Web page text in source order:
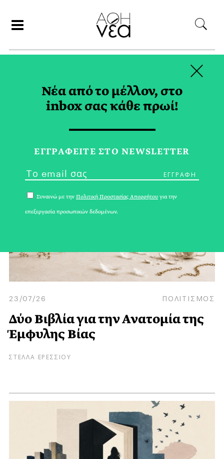
EX LIBRIS TAG
23/07/26 ΠΟΛΙΤΙΣΜΟΣ
Δύο Βιβλία για την Ανατομία της
Έμφυλης Βίας
ΣΤΕΛΛΑ ΕΡΕΣΣΙΟΥ
Νέα από το μέλλον, στο
inbox σας κάθε πρωί!
ΕΓΓPΑΦΕΙΤΕ ΣΤΟ NEWSLETTER
Συναινώ με την Πολιτική Προστασίας Απορρήτου για την
επεξεργασία προσωπικών δεδομένων.
×